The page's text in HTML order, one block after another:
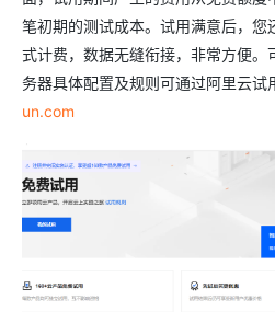
笔初期的测试成本。试用满意后，您
式计费，数据无缝衔接，非常方便。
务器具体配置及规则可通过阿里云试
un.com